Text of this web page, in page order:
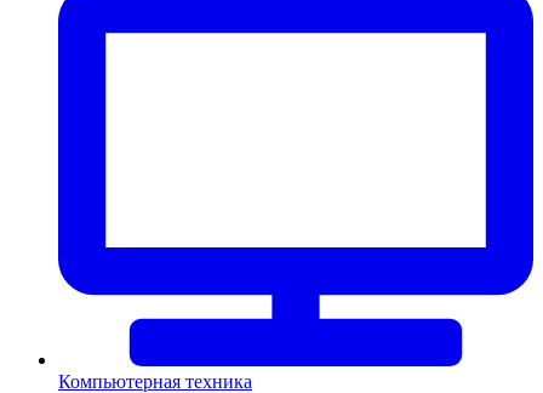
Компьютерная техника